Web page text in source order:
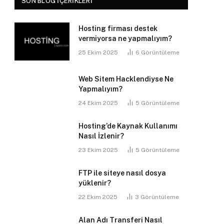
Hosting firması destek
vermiyorsa ne yapmalıyım?
25 Ekim 2025 6 Görüntüleme
Web Sitem Hacklendiyse Ne
Yapmalıyım?
24 Ekim 2025 5 Görüntüleme
Hosting’de Kaynak Kullanımı
Nasıl İzlenir?
23 Ekim 2025 5 Görüntüleme
FTP ile siteye nasıl dosya
yüklenir?
22 Ekim 2025 3 Görüntüleme
Alan Adı Transferi Nasıl